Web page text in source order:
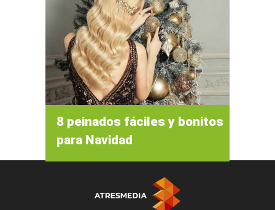
8 peinados fáciles y bonitos
para Navidad